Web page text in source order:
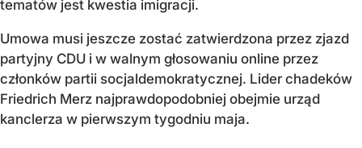
tematów jest kwestia imigracji.
Umowa musi jeszcze zostać zatwierdzona przez zjazd
partyjny CDU i w walnym głosowaniu online przez
członków partii socjaldemokratycznej. Lider chadeków
Friedrich Merz najprawdopodobniej obejmie urząd
kanclerza w pierwszym tygodniu maja.